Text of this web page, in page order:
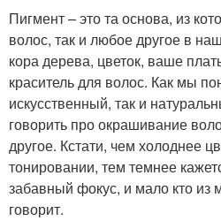
Пигмент – это та основа, из
волос, так и любое другое в
кора дерева, цветок, ваше
краситель для волос. Как мы
искусственный, так и
говорить про окрашивание
другое. Кстати, чем холоднее
тонировании, тем темнее
забавный фокус, и мало кто из
говорит.